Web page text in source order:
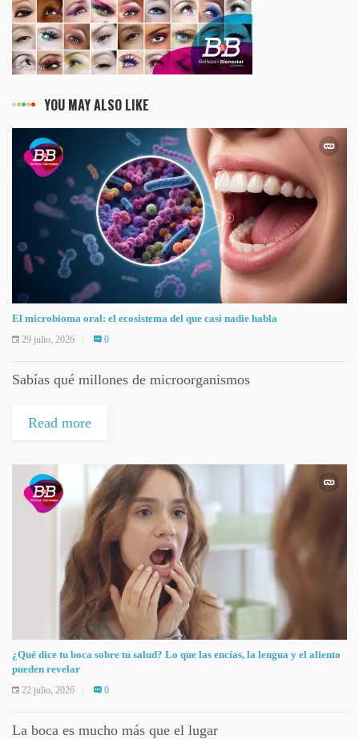
YOU MAY ALSO LIKE
El microbioma oral: el ecosistema del que casi nadie habla
29 julio, 2026 0
Sabías qué millones de microorganismos
Read more
¿Qué dice tu boca sobre tu salud? Lo que las encías, la lengua y el aliento
pueden revelar
22 julio, 2026 0
La boca es mucho más que el lugar